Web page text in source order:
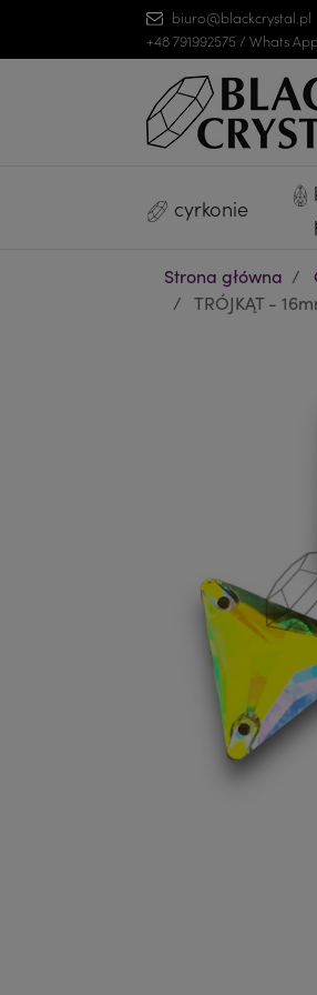
biuro@blackcrystal.pl
+48 791992575 / Whats
cyrkonie
Strona główna
TRÓJKĄT -